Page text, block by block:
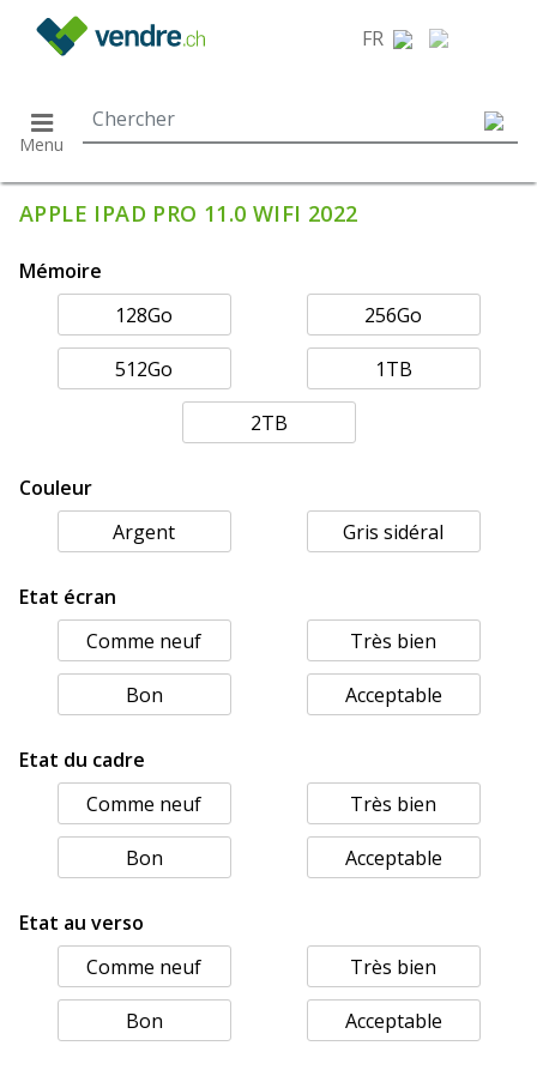
FR
Menu
APPLE IPAD PRO 11.0 WIFI 2022
Mémoire
128Go
256Go
512Go 1TB
2TB
Couleur
Argent
Gris sidéral
Etat écran
Comme neuf
Très bien
Bon Acceptable
Etat du cadre
Comme neuf
Très bien
Bon Acceptable
Etat au verso
Comme neuf
Très bien
Bon Acceptable